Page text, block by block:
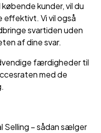
kunder, vil du
effektivt. Vi vil også
svartiden uden
af dine svar.
færdigheder til
med de
Selling – sådan sælger